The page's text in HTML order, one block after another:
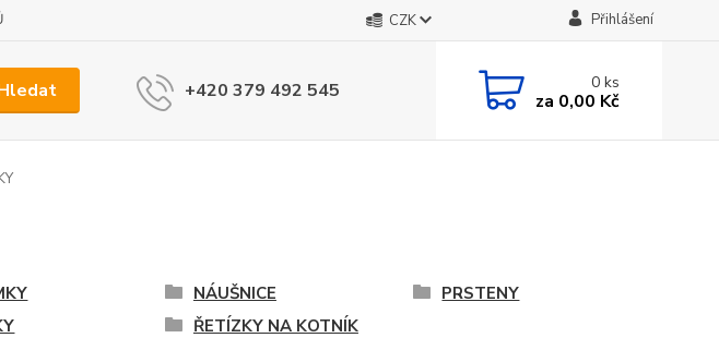
CZK Přihlášení
+420 379 492 545 0ks
za 0,00 Kč
NÁUŠNICE
PRSTENY
ŘETÍZKY NA KOTNÍK